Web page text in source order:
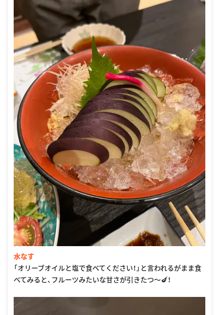
水なす
「オリーブオイルと塩で食べてください！」と言われるがまま食
べてみると、フルーツみたいな甘さが引きたつ〜🍆！